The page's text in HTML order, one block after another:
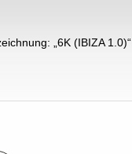
„ 6K (IBIZA 1.0)“